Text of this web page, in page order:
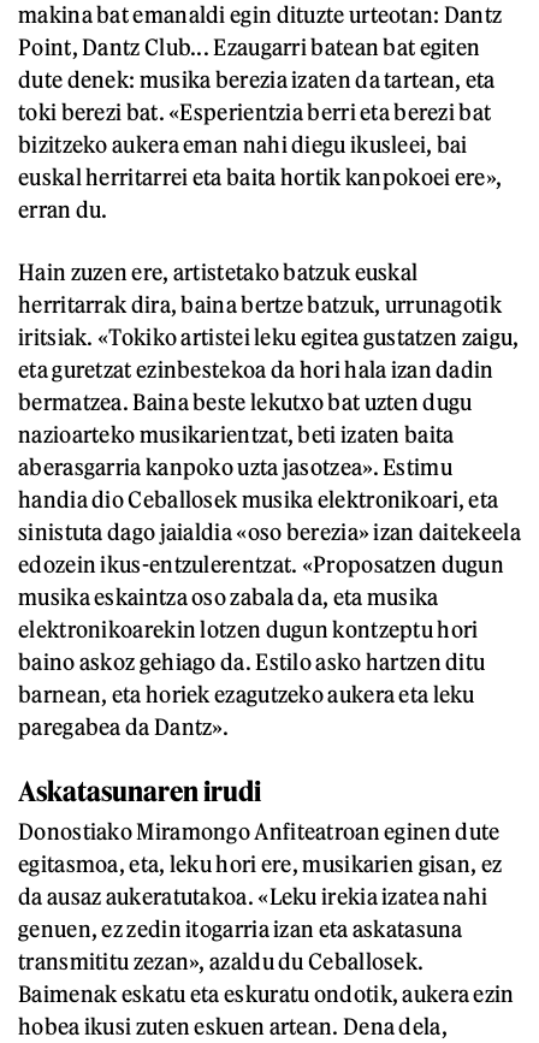
makina bat emanaldi egin dituzte urteotan: Dantz
Point, Dantz Club... Ezaugarri batean bat egiten
dute denek: musika berezia izaten da tartean, eta
toki berezi bat. «Esperientzia berri eta berezi bat
bizitzeko aukera eman nahi diegu ikusleei, bai
euskal herritarrei eta baita hortik kanpokoei ere»,
erran du.
Hain zuzen ere, artistetako batzuk euskal
herritarrak dira, baina bertze batzuk, urrunagotik
iritsiak. «Tokiko artistei leku egitea gustatzen zaigu,
eta guretzat ezinbestekoa da hori hala izan dadin
bermatzea. Baina beste lekutxo bat uzten dugu
nazioarteko musikarientzat, beti izaten baita
aberasgarria kanpoko uzta jasotzea». Estimu
handia dio Ceballosek musika elektronikoari, eta
sinistuta dago jaialdia «oso berezia» izan daitekeela
edozein ikus-entzulerentzat. «Proposatzen dugun
musika eskaintza oso zabala da, eta musika
elektronikoarekin lotzen dugun kontzeptu hori
baino askoz gehiago da. Estilo asko hartzen ditu
barnean, eta horiek ezagutzeko aukera eta leku
paregabea da Dantz».
Askatasunaren irudi
Donostiako Miramongo Anfiteatroan eginen dute
egitasmoa, eta, leku hori ere, musikarien gisan, ez
da ausaz aukeratutakoa. «Leku irekia izatea nahi
genuen, ez zedin itogarria izan eta askatasuna
transmititu zezan», azaldu du Ceballosek.
Baimenak eskatu eta eskuratu ondotik, aukera ezin
hobea ikusi zuten eskuen artean. Dena dela,